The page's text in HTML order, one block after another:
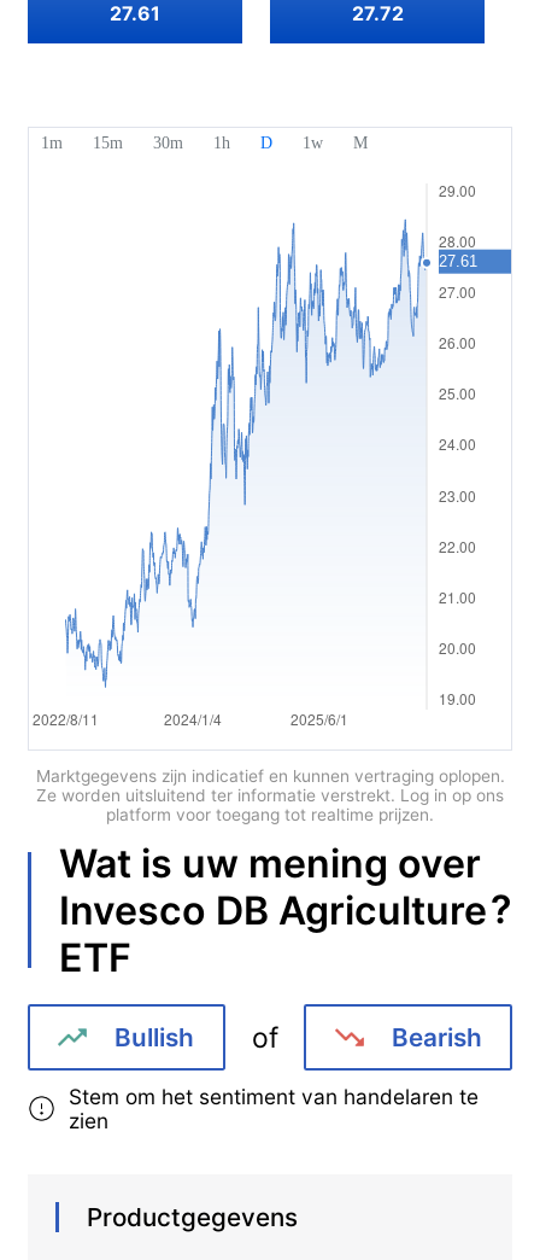
Sentiment
Juridische documenten
Afdeling Help
Deutsch
Français
Nederlands
Italiano
27.61
27.72
Marktgegevens zijn indicatief en kunnen vertraging oplopen.
Ze worden uitsluitend ter informatie verstrekt. Log in op ons
platform voor toegang tot realtime prijzen.
Wat is uw mening over
Invesco DB Agriculture
ETF
?
Bullish of Bearish
Stem om het sentiment van handelaren te
zien
Productgegevens